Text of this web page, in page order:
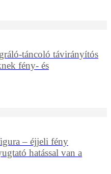
táncoló távirányítós
fény- és
– éjjeli fény
hatással van a